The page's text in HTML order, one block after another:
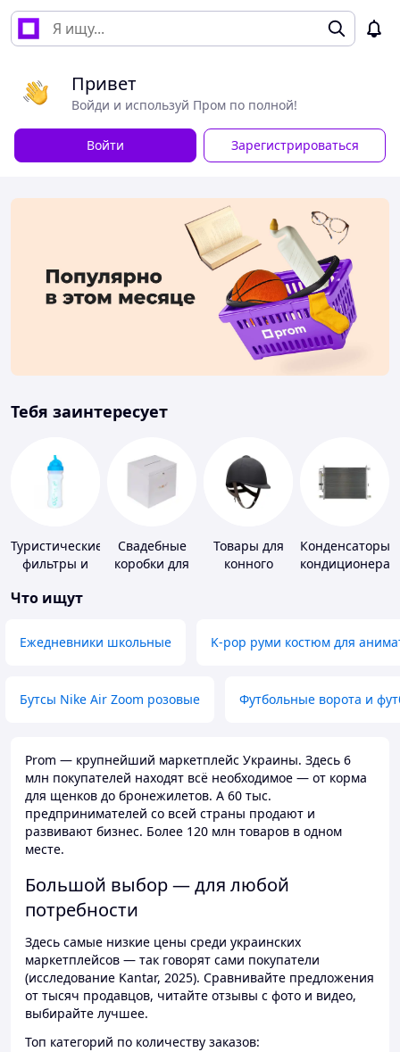
Привет
Войди и используй Пром по полной!
Войти Зарегистрироваться
Тебя заинтересует
Туристические
фильтры и
питьевой
Свадебные
коробки для
Товары для
конного
Конденсаторы
кондиционера
Что ищут
Ежедневники школьные K-pop руми костюм для
Бутсы Nike Air Zoom розовые Футбольные ворота и
Prom — крупнейший маркетплейс Украины. Здесь 6
млн покупателей находят всё необходимое — от корма
для щенков до бронежилетов. А 60 тыс.
предпринимателей со всей страны продают и
развивают бизнес. Более 120 млн товаров в одном
месте.
Большой выбор — для любой
потребности
Здесь самые низкие цены среди украинских
маркетплейсов — так говорят сами покупатели
(исследование Kantar, 2025). Сравнивайте предложения
от тысяч продавцов, читайте отзывы с фото и видео,
выбирайте лучшее.
Топ категорий по количеству заказов: